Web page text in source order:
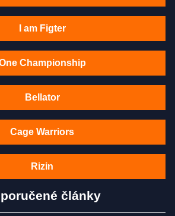
I am Figter
Championship
Bellator
Cage Warriors
Rizin
články